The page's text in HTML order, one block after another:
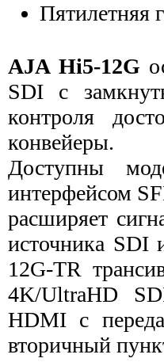
Пятилетняя
AJAHi5-12G
SDI с
контроля
конвейеры.
Доступны
интерфейсом
расширяет
источника SDI
12G-TR
4K/UltraHD
HDMI с
вторичный